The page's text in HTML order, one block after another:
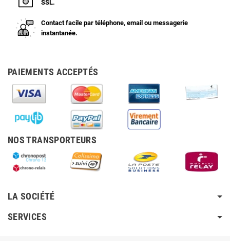
SSL.
Contact facile par téléphone, email ou messagerie
instantanée.
PAIEMENTS ACCEPTÉS
NOS TRANSPORTEURS
LA SOCIÉTÉ
SERVICES